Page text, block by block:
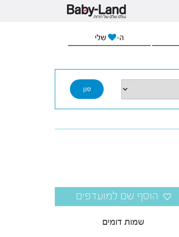
ה- שלי
שמות דומים